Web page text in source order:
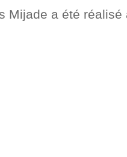
Mijade a été réalisé